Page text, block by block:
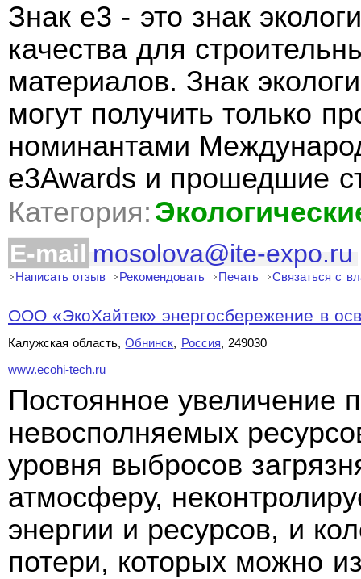
Знак e3 - это знак
качества для
материалов. Знак
могут получить только
номинантами
e3Awards и прошедшие
Категория:
E-mail mosolova@ite-expo.ru
Написать отзыв Рекомендовать Печать Связаться с
ООО «ЭкоХайтек» энергосбережение в
Калужская область,Обнинск, Россия, 249030
www.ecohi-tech.ru
Постоянное увеличение
невосполняемых
уровня выбросов
атмосферу,
энергии и ресурсов, и
потери, которых можно